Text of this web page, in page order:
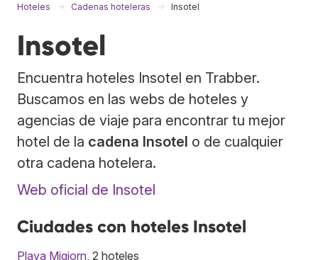
Hoteles Cadenas hoteleras Insotel
Insotel
Encuentra hoteles Insotel en Trabber.
Buscamos en las webs de hoteles y
agencias de viaje para encontrar tu mejor
hotel de la cadena Insotel o de cualquier
otra cadena hotelera.
Web oficial de Insotel
Ciudades con hoteles Insotel
Playa Migjorn , 2 hoteles